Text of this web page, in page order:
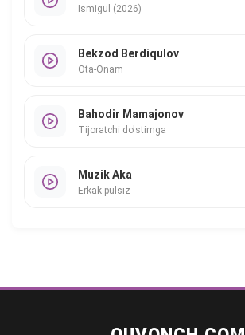
Ismigul (2026)
Bekzod Berdiqulov
Ota-Onam
Bahodir Mamajonov
Tijoratchi do'stimga
Muzik Aka
Erkak pulsiz